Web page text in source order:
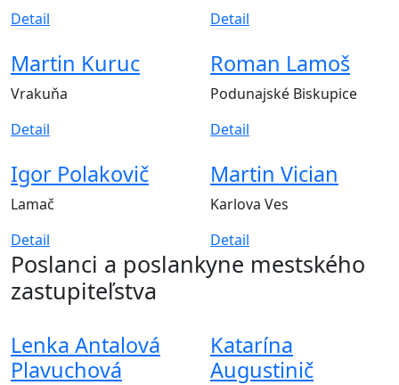
Detail
Detail
Martin Kuruc
Vrakuňa
Detail
Roman Lamoš
Podunajské Biskupice
Detail
Igor Polakovič
Lamač
Detail
Martin Vician
Karlova Ves
Detail
Poslanci a poslankyne mestského
zastupiteľstva
Lenka Antalová
Plavuchová
Katarína
Augustinič